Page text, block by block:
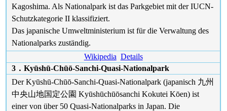
Kagoshima. Als Nationalpark ist das Parkgebiet mit der IUCN-
Schutzkategorie II klassifiziert.
Das japanische Umweltministerium ist für die Verwaltung des
Nationalparks zuständig.
Wikipedia Details
3．Kyūshū-Chūō-Sanchi-Quasi-Nationalpark
Der Kyūshū-Chūō-Sanchi-Quasi-Nationalpark (japanisch 九州
中央山地国定公園 Kyūshūchūōsanchi Kokutei Kōen) ist
einer von über 50 Quasi-Nationalparks in Japan. Die